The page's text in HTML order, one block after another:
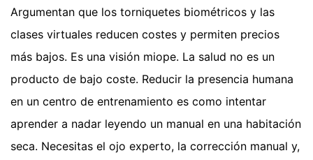
Argumentan que los torniquetes biométricos y las
clases virtuales reducen costes y permiten precios
más bajos. Es una visión miope. La salud no es un
producto de bajo coste. Reducir la presencia humana
en un centro de entrenamiento es como intentar
aprender a nadar leyendo un manual en una habitación
seca. Necesitas el ojo experto, la corrección manual y,